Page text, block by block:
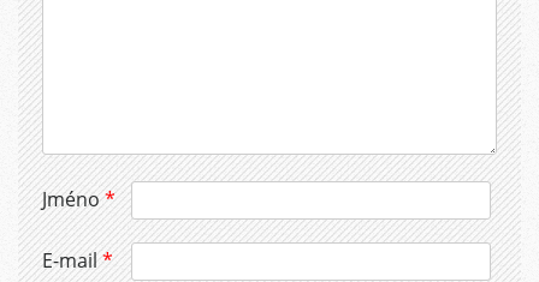
Jméno*
E-mail*